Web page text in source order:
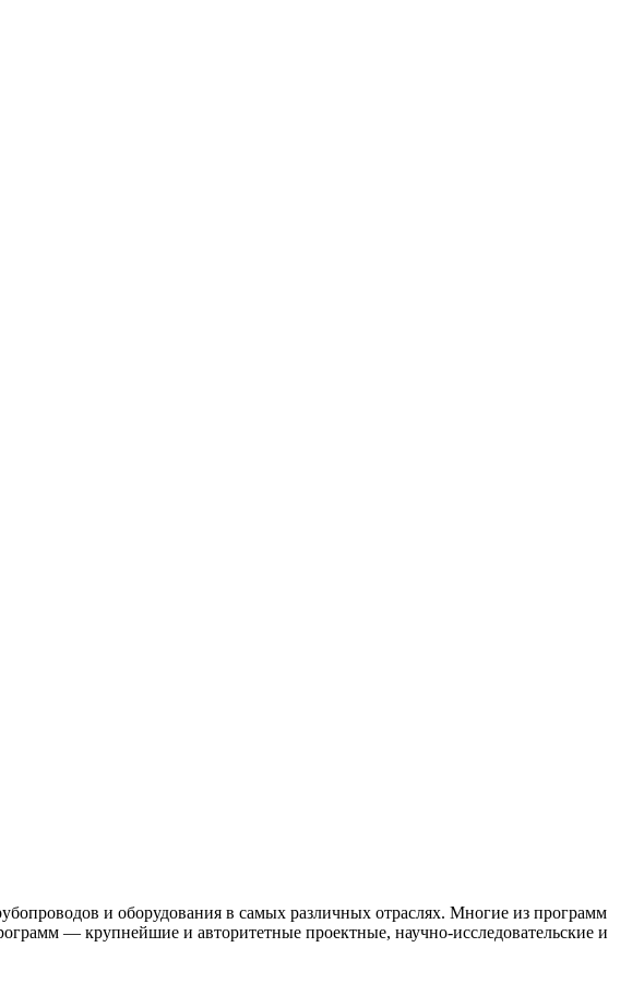
и оборудования в самых различных отраслях. Многие из программ
— крупнейшие и авторитетные проектные, научно-исследовательские и